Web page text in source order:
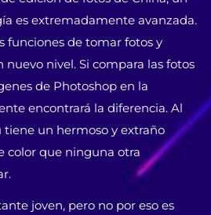
es extremadamente avanzada.
funciones de tomar fotos y
nuevo nivel. Si compara las fotos
de Photoshop en la
encontrará la diferencia. Al
un hermoso y extraño
color que ninguna otra
joven, pero no por eso es